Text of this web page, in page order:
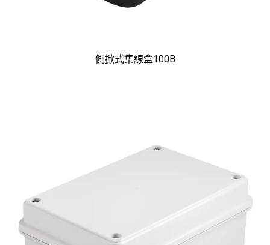
側掀式集線盒100B